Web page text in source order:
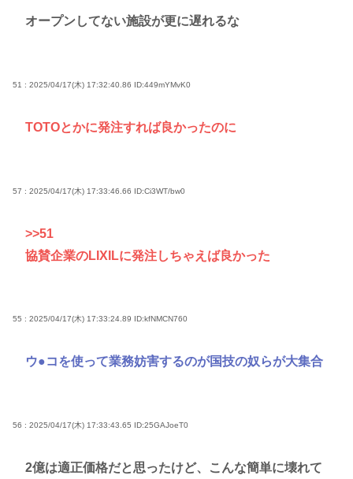
オープンしてない施設が更に遅れるな
51 : 2025/04/17(木) 17:32:40.86 ID:449mYMvK0
TOTOとかに発注すれば良かったのに
57 : 2025/04/17(木) 17:33:46.66 ID:Ci3WT/bw0
>>51
協賛企業のLIXILに発注しちゃえば良かった
55 : 2025/04/17(木) 17:33:24.89 ID:kfNMCN760
ウ●コを使って業務妨害するのが国技の奴らが大集合
56 : 2025/04/17(木) 17:33:43.65 ID:25GAJoeT0
2億は適正価格だと思ったけど、こんな簡単に壊れて